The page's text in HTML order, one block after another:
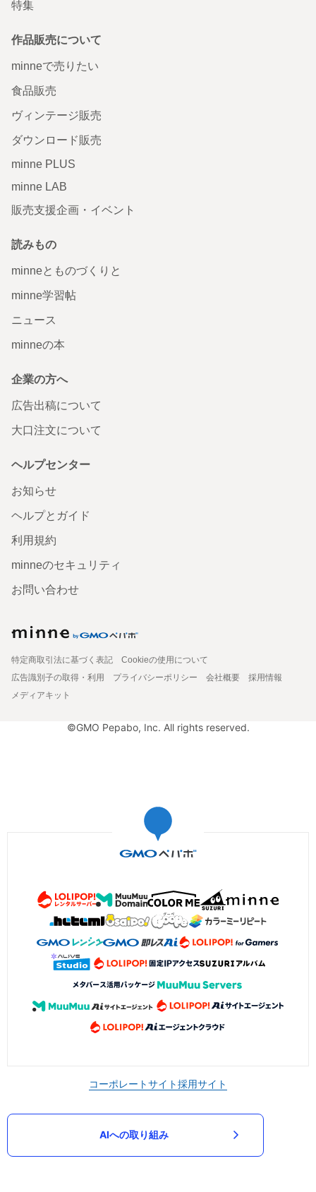
特集
作品販売について
minneで売りたい
食品販売
ヴィンテージ販売
ダウンロード販売
minne PLUS
minne LAB
販売支援企画・イベント
読みもの
minneとものづくりと
minne学習帖
ニュース
minneの本
企業の方へ
広告出稿について
大口注文について
ヘルプセンター
お知らせ
ヘルプとガイド
利用規約
minneのセキュリティ
お問い合わせ
特定商取引法に基づく表記
Cookieの使用について
広告識別子の取得・利用
プライバシーポリシー 会社概要
採用情報
メディアキット
©GMO Pepabo, Inc. All rights reserved.
コーポレートサイト採用サイト
AIへの取り組み